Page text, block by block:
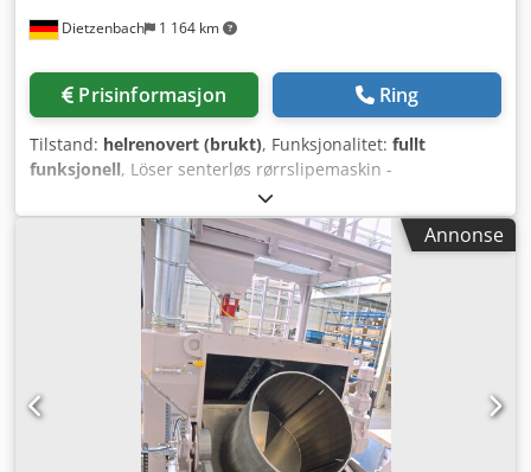
Dietzenbach 1 164 km
Prisinformasjon Ring
Tilstand: helrenovert (brukt), Funksjonalitet: fullt
funksjonell, Löser senterløs rørrslipemaskin -
båndslipemaskin - senterløs rørpoleringsmaskin -
rundslipemaskin Senterløs rørrslip-/poleringsmaskin for
arbeidsstykker med en minimumslengde på 1100 mm.
Maskinen er produsert i 1988 og ble totaloverhalt i 2012. I
forbindelse med overhalingen ble maskinen bygget om for
polering og har etter dette kun polert ca. 10.000 deler.
Deretter har ikke maskinen vært i bruk. Under
totaloverhalingen ble motorene, lagrene og hele
styreskapet med frekvensomformere fullt ut fornyet.
Maskinen kan brukes både til våtsliping og polering. Et
avløpsvannbehandlingssystem inkludert pumper er ikke
Annonse